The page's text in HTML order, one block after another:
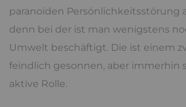
paranoiden Persönlichkeitsstörung
denn bei der ist man wenigstens
Umwelt beschäftigt. Die ist einem
feindlich gesonnen, aber immerhin
aktive Rolle.